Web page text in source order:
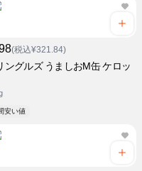
(税込¥321.84)
ングルズ うましおM缶 ケロッ
間安い値